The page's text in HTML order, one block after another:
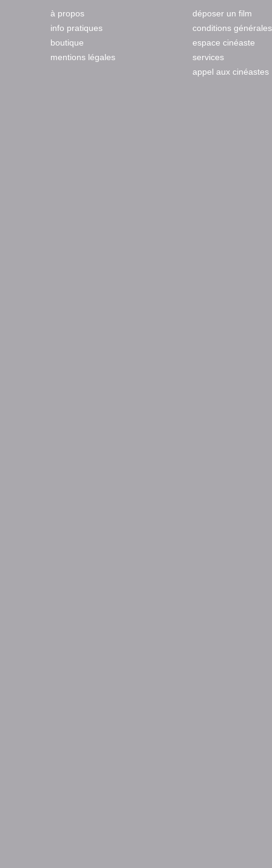
à propos
info pratiques
boutique
mentions légales
déposer un film
conditions générales
espace cinéaste
services
appel aux cinéastes